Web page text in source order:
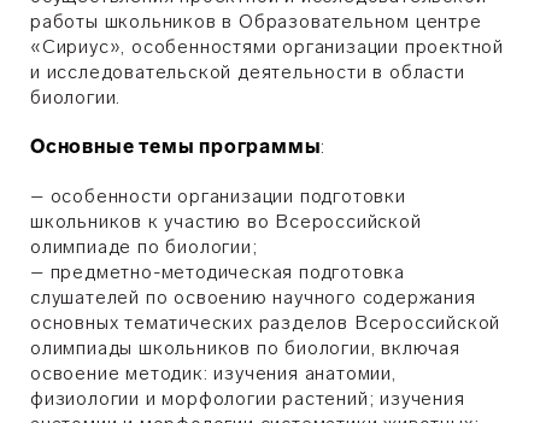
работы школьников в Образовательном центре
«Сириус», особенностями организации проектной
и исследовательской деятельности в области
биологии.
Основные темы программы:
– особенности организации подготовки
школьников к участию во Всероссийской
олимпиаде по биологии;
– предметно-методическая подготовка
слушателей по освоению научного содержания
основных тематических разделов Всероссийской
олимпиады школьников по биологии, включая
освоение методик: изучения анатомии,
физиологии и морфологии растений; изучения